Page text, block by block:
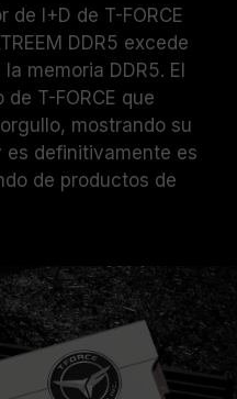
de I+D de T-FORCE
DDR5 excede
memoria DDR5. El
T-FORCE que
mostrando su
definitivamente es
de productos de